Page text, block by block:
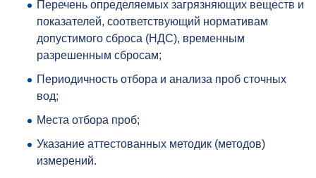
Перечень определяемых загрязняющих веществ и
показателей, соответствующий нормативам
допустимого сброса (НДС), временным
разрешенным сбросам;
Периодичность отбора и анализа проб сточных
вод;
Места отбора проб;
Указание аттестованных методик (методов)
измерений.